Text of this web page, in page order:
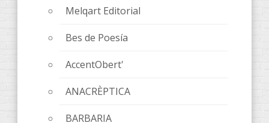
Melqart Editorial
Bes de Poesía
AccentObert'
ANACRÈPTICA
BARBARIA